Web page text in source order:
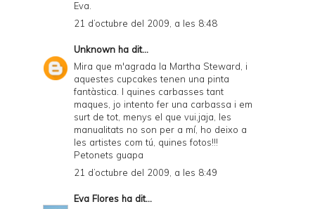
Eva.
21 d’octubre del 2009, a les 8:48
Unknown ha dit...
Mira que m'agrada la Martha Steward, i
aquestes cupcakes tenen una pinta
fantàstica. I quines carbasses tant
maques, jo intento fer una carbassa i em
surt de tot, menys el que vui,jaja, les
manualitats no son per a mí, ho deixo a
les artistes com tú, quines fotos!!!
Petonets guapa
21 d’octubre del 2009, a les 8:49
Eva Flores ha dit...